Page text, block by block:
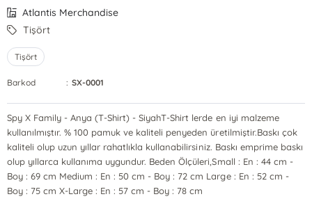
Atlantis Merchandise
Tişört
Tişört
Barkod : SX-0001
Spy X Family - Anya (T-Shirt) - SiyahT-Shirt lerde en iyi malzeme
kullanılmıştır. % 100 pamuk ve kaliteli penyeden üretilmiştir.Baskı çok
kaliteli olup uzun yıllar rahatlıkla kullanabilirsiniz. Baskı emprime baskı
olup yıllarca kullanıma uygundur. Beden Ölçüleri,Small : En : 44 cm -
Boy : 69 cm Medium : En : 50 cm - Boy : 72 cm Large : En : 52 cm -
Boy : 75 cm X-Large : En : 57 cm - Boy : 78 cm